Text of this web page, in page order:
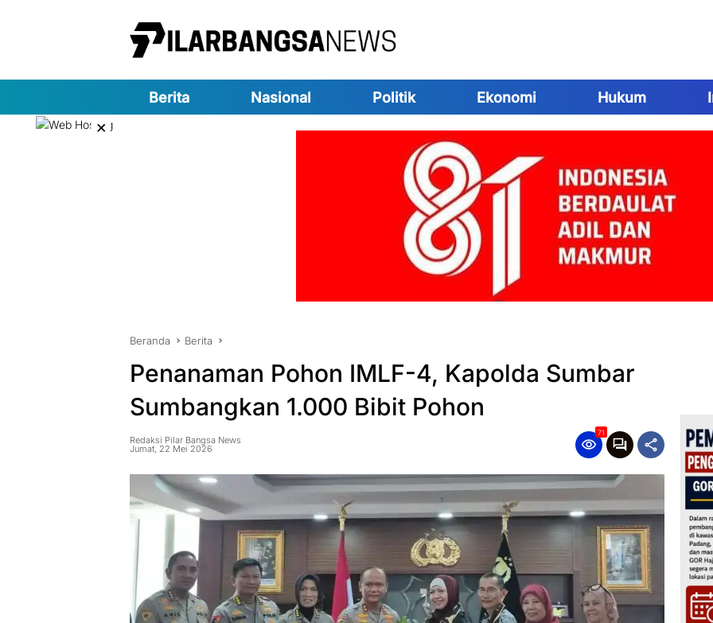
Berita Nasional Politik Ekonomi Hukum
×
Beranda Berita
Penanaman Pohon IMLF-4, Kapolda Sumbar
Sumbangkan 1.000 Bibit Pohon
Redaksi Pilar Bangsa News
Jumat, 22 Mei 2026
71